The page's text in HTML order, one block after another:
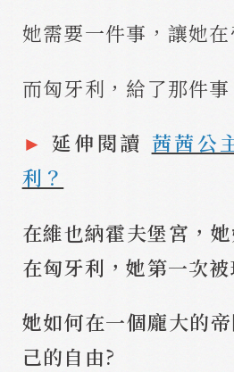
她需要一件事，讓她
而匈牙利，給了那件事
► 延伸閱讀 茜茜公
利？
在維也納霍夫堡宮，
在匈牙利，她第一次被
她如何在一個龐大的
己的自由?